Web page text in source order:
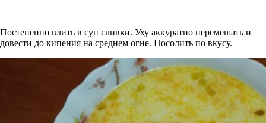
Постепенно влить в суп сливки. Уху аккуратно перемешать и
довести до кипения на среднем огне. Посолить по вкусу.